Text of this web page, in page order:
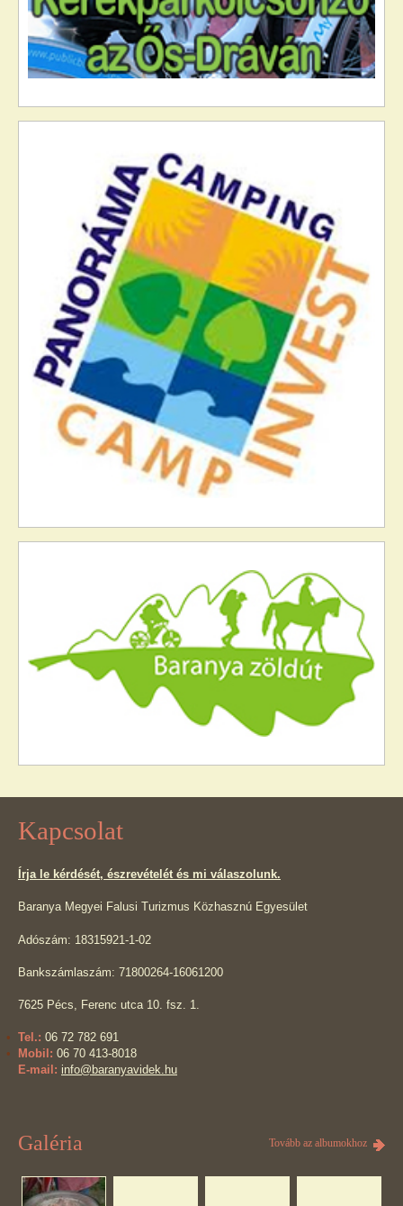
Kapcsolat
Írja le kérdését, észrevételét és mi válaszolunk.
Baranya Megyei Falusi Turizmus Közhasznú Egyesület
Adószám: 18315921-1-02
Bankszámlaszám: 71800264-16061200
7625 Pécs, Ferenc utca 10. fsz. 1.
Tel.: 06 72 782 691
Mobil: 06 70 413-8018
E-mail: info@baranyavidek.hu
Galéria Tovább az albumokhoz